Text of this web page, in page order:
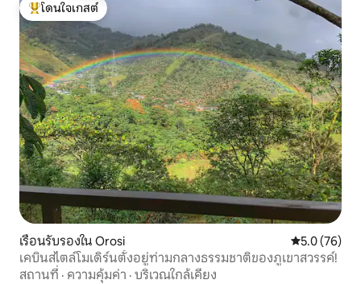
โดนใจเกสต์ที่สุด
โดนใจเกสต์
เรือนรับรองใน Orosi คะแนนเฉลี่ย
5.0 (76)
เคบินสไตล์โมเดิร์นตั้งอยู่ท่ามกลางธรรมชาติของภูเขาสวรรค์!
สถานที่ · ความคุ้มค่า · บริเวณใกล้เคียง